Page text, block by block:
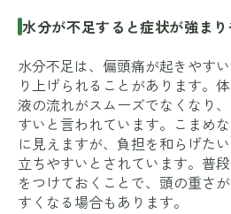
水分が不足すると症状が強ま
水分不足は、偏頭痛が起きやす
り上げられることがあります。
液の流れがスムーズでなくなり
すいと言われています。こまめ
に見えますが、負担を和らげた
立ちやすいとされています。普
をつけておくことで、頭の重さ
すくなる場合もあります。